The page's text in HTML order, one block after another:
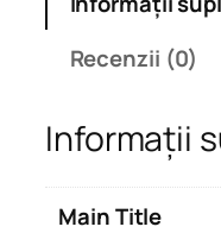
b
–
A
Recenzii (0)
Informații
Main Title